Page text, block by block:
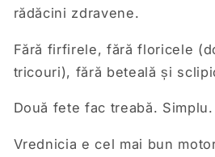
rădăcini zdravene.
Fără firfirele, fără floricele
tricouri), fără beteală și
Două fete fac treabă. Simplu.
Vrednicia e cel mai bun